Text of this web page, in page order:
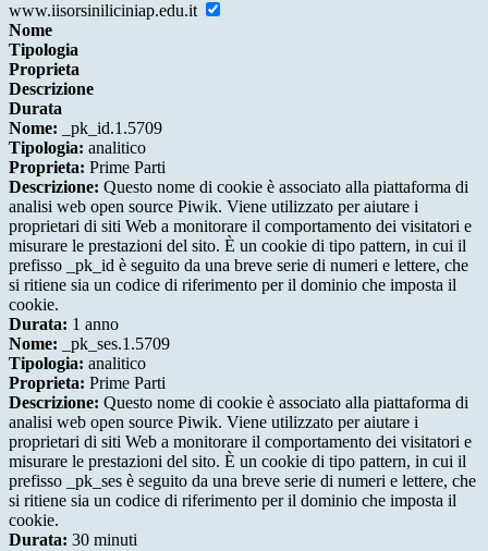
www.iisorsiniliciniap.edu.it
Nome
Tipologia
Proprieta
Descrizione
Durata
Nome: _pk_id.1.5709
Tipologia: analitico
Proprieta: Prime Parti
Descrizione: Questo nome di cookie è associato alla piattaforma di
analisi web open source Piwik. Viene utilizzato per aiutare i
proprietari di siti Web a monitorare il comportamento dei visitatori e
misurare le prestazioni del sito. È un cookie di tipo pattern, in cui il
prefisso _pk_id è seguito da una breve serie di numeri e lettere, che
si ritiene sia un codice di riferimento per il dominio che imposta il
cookie.
Durata: 1 anno
Nome: _pk_ses.1.5709
Tipologia: analitico
Proprieta: Prime Parti
Descrizione: Questo nome di cookie è associato alla piattaforma di
analisi web open source Piwik. Viene utilizzato per aiutare i
proprietari di siti Web a monitorare il comportamento dei visitatori e
misurare le prestazioni del sito. È un cookie di tipo pattern, in cui il
prefisso _pk_ses è seguito da una breve serie di numeri e lettere, che
si ritiene sia un codice di riferimento per il dominio che imposta il
cookie.
Durata: 30 minuti